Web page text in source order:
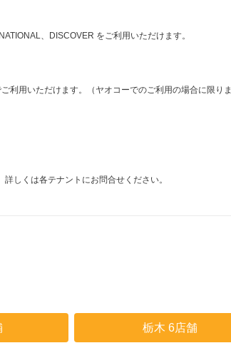
、DISCOVER をご利用いただけます。
利用いただけます。（ヤオコーでのご利用の場合に限り
しくは各テナントにお問合せください。
栃木 6店舗